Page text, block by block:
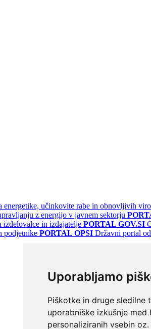
Uporabljamo
Piškotke in druge sledilne
uporabniške izkušnje
personaliziranih vsebin
energetike, učinkovite rabe in obnovljivih
z energijo v javnem sektorju
izdelovalce in izdajatelje PORTAL GOV.SI
podjetnike PORTAL OPSI Državni portal